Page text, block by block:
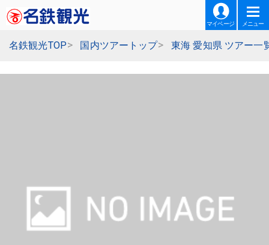
マイページ メニュー
名鉄観光TOP 国内ツアートップ 東海 愛知県 ツアー一